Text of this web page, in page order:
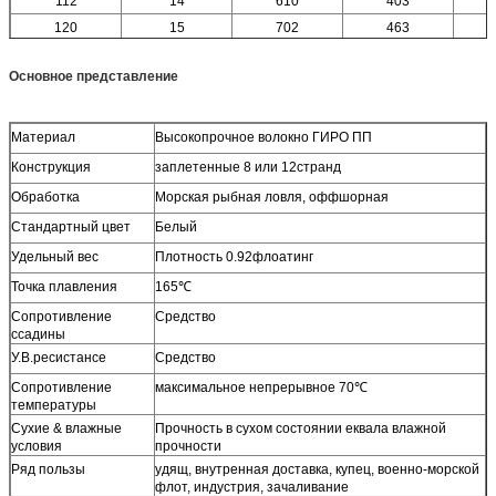
120
15 702 463
Основное представление
Материал
Высокопрочное волокно ГИРО ПП
Конструкция
заплетенные 8 или 12странд
Обработка
Морская рыбная ловля, оффшорная
Стандартный цвет
Белый
Удельный вес
Плотность 0.92флоатинг
Точка плавления
165℃
Сопротивление
ссадины
Средство
У.В.ресистансе
Средство
Сопротивление
температуры
максимальное непрерывное 70℃
Сухие & влажные
условия
Прочность в сухом состоянии еквала влажной
прочности
Ряд пользы
удящ, внутренная доставка, купец, военно-морской
флот, индустрия, зачаливание